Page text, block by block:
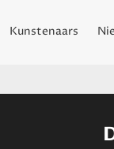
Kunstenaars